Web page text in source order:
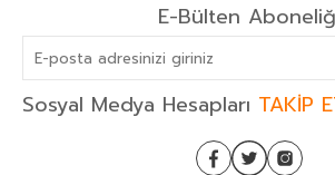
E-Bülten
Sosyal Medya Hesapları TAKİP